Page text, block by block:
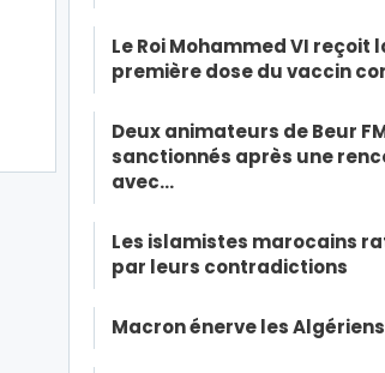
Le Roi Mohammed VI reçoit
première dose du vaccin
Deux animateurs de Beur
sanctionnés après une
avec…
Les islamistes marocains
par leurs contradictions
Macron énerve les Algériens